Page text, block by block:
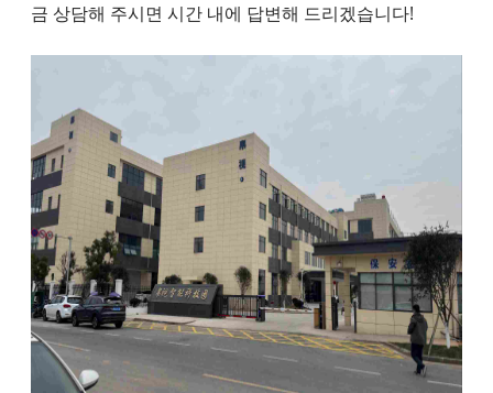
금 상담해 주시면 시간 내에 답변해 드리겠습니다!